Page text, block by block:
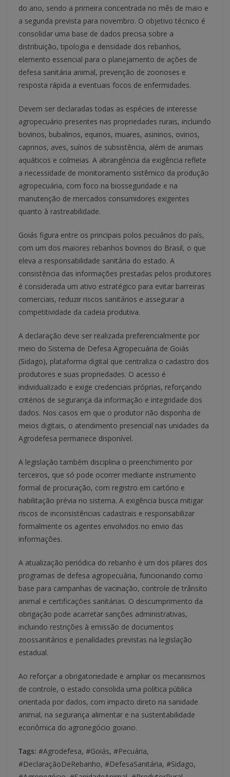
do ano, sendo a primeira concentrada no mês de maio e
a segunda prevista para novembro. O objetivo técnico é
consolidar uma base de dados precisa sobre a
distribuição, tipologia e densidade dos rebanhos,
elemento essencial para o planejamento de ações de
defesa sanitária animal, prevenção de zoonoses e
resposta rápida a eventuais focos de enfermidades.
Devem ser declaradas todas as espécies de interesse
agropecuário presentes nas propriedades rurais, incluindo
bovinos, bubalinos, equinos, muares, asininos, ovinos,
caprinos, aves, suínos de subsistência, além de animais
aquáticos e colmeias. A abrangência da exigência reflete
a necessidade de monitoramento sistêmico da produção
agropecuária, com foco na biosseguridade e na
manutenção de mercados consumidores exigentes
quanto à rastreabilidade.
Goiás figura entre os principais polos pecuários do país,
com um dos maiores rebanhos bovinos do Brasil, o que
eleva a responsabilidade sanitária do estado. A
consistência das informações prestadas pelos produtores
é considerada um ativo estratégico para evitar barreiras
comerciais, reduzir riscos sanitários e assegurar a
competitividade da cadeia produtiva.
A declaração deve ser realizada preferencialmente por
meio do Sistema de Defesa Agropecuária de Goiás
(Sidago), plataforma digital que centraliza o cadastro dos
produtores e suas propriedades. O acesso é
individualizado e exige credenciais próprias, reforçando
critérios de segurança da informação e integridade dos
dados. Nos casos em que o produtor não disponha de
meios digitais, o atendimento presencial nas unidades da
Agrodefesa permanece disponível.
A legislação também disciplina o preenchimento por
terceiros, que só pode ocorrer mediante instrumento
formal de procuração, com registro em cartório e
habilitação prévia no sistema. A exigência busca mitigar
riscos de inconsistências cadastrais e responsabilizar
formalmente os agentes envolvidos no envio das
informações.
A atualização periódica do rebanho é um dos pilares dos
programas de defesa agropecuária, funcionando como
base para campanhas de vacinação, controle de trânsito
animal e certificações sanitárias. O descumprimento da
obrigação pode acarretar sanções administrativas,
incluindo restrições à emissão de documentos
zoossanitários e penalidades previstas na legislação
estadual.
Ao reforçar a obrigatoriedade e ampliar os mecanismos
de controle, o estado consolida uma política pública
orientada por dados, com impacto direto na sanidade
animal, na segurança alimentar e na sustentabilidade
econômica do agronegócio goiano.
Tags: #Agrodefesa, #Goiás, #Pecuária,
#DeclaraçãoDeRebanho, #DefesaSanitária, #Sidago,